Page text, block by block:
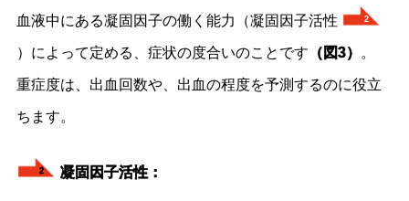
血液中にある凝固因子の働く能力（凝固因子活性 2
）によって定める、症状の度合いのことです （図3） 。
重症度は、出血回数や、出血の程度を予測するのに役立
ちます。
2 凝固因子活性：